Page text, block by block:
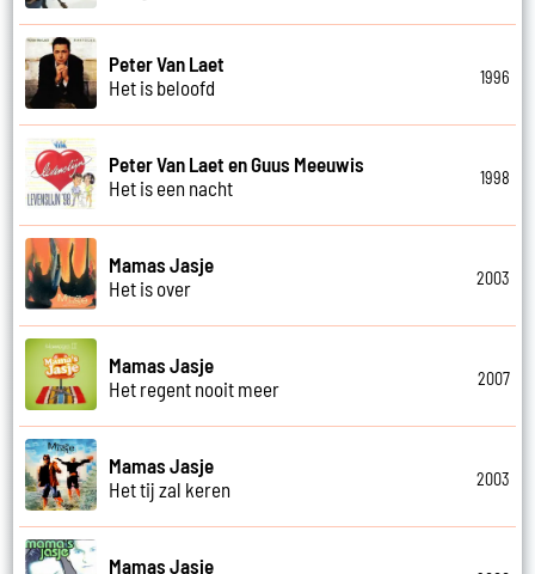
Peter Van Laet
Het is beloofd
1996
Peter Van Laet en Guus Meeuwis
Het is een nacht
1998
Mamas Jasje
Het is over
2003
Mamas Jasje
Het regent nooit meer
2007
Mamas Jasje
Het tij zal keren
2003
Mamas Jasje